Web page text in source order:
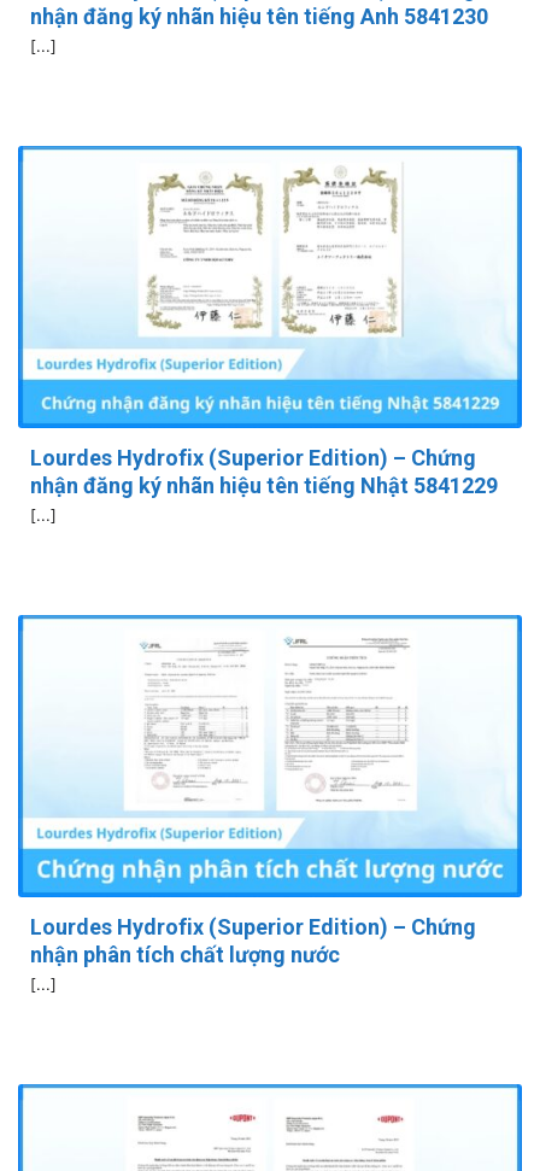
nhận đăng ký nhãn hiệu tên tiếng Anh 5841230
[...]
Lourdes Hydrofix (Superior Edition) – Chứng
nhận đăng ký nhãn hiệu tên tiếng Nhật 5841229
[...]
Lourdes Hydrofix (Superior Edition) – Chứng
nhận phân tích chất lượng nước
[...]